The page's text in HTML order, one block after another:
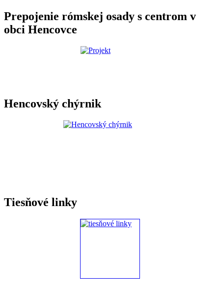
Prepojenie rómskej osady s centrom v
obci Hencovce
Hencovský chýrnik
Tiesňové linky